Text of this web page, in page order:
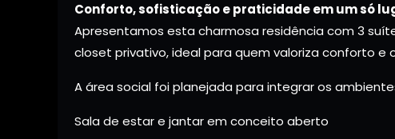
Conforto, sofisticação e praticidade em um só
Apresentamos esta charmosa residência com 3
closet privativo, ideal para quem valoriza conforto e
A área social foi planejada para integrar os
Sala de estar e jantar em conceito aberto